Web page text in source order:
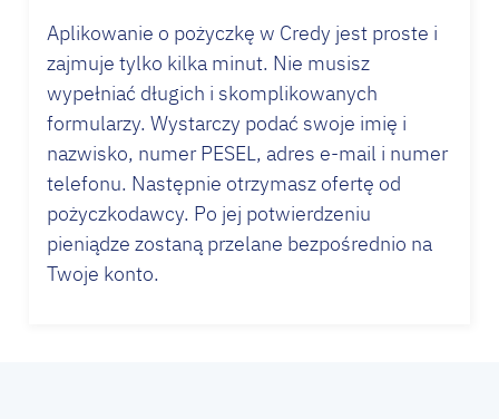
Aplikowanie o pożyczkę w Credy jest proste i
zajmuje tylko kilka minut. Nie musisz
wypełniać długich i skomplikowanych
formularzy. Wystarczy podać swoje imię i
nazwisko, numer PESEL, adres e-mail i numer
telefonu. Następnie otrzymasz ofertę od
pożyczkodawcy. Po jej potwierdzeniu
pieniądze zostaną przelane bezpośrednio na
Twoje konto.